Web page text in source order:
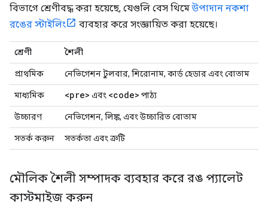
বিভাগে শ্রেণীবদ্ধ করা হয়েছে, যেগুলি বেস থিমেউপাদান নকশা
রঙের স্টাইলিং
ব্যবহার করে সংজ্ঞায়িত করা হয়েছে।
শ্রেণী শৈলী
প্রাথমিক নেভিগেশন টুলবার, শিরোনাম, কার্ড হেডার এবং বোতাম
মাধ্যমিক <pre> এবং <code> পাঠ্য
উচ্চারণ নেভিগেশন, লিঙ্ক, এবং উচ্চারিত বোতাম
সতর্ক করুন সতর্কতা এবং ত্রুটি
মৌলিক শৈলী সম্পাদক ব্যবহার করে রঙ প্যালেট
কাস্টমাইজ করুন